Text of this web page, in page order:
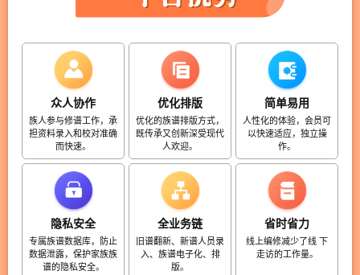
众人协作
族人参与修谱工作，承
担资料录入和校对准确
而快速。
优化排版
优化的族谱排版方式，
既传承又创新深受现代
人欢迎。
简单易用
人性化的体验，会员可
以快速适应，独立操
作。
隐私安全
专属族谱数据库，防止
数据泄露，保护家族族
谱的隐私安全。
全业务链
旧谱翻新、新谱人员录
入、族谱电子化、排
版。
省时省力
线上编修减少了线 下
走访的工作量。